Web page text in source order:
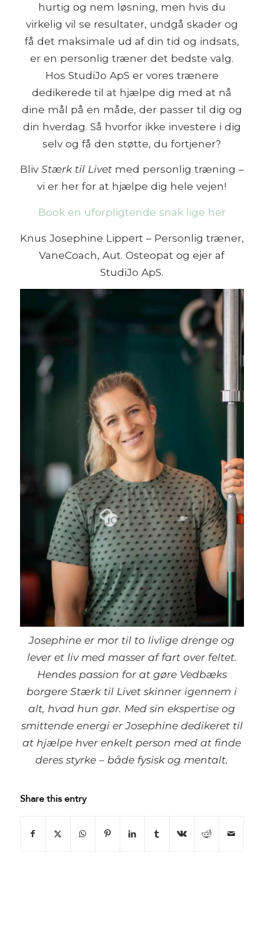
hurtig og nem løsning, men hvis du
virkelig vil se resultater, undgå skader og
få det maksimale ud af din tid og indsats,
er en personlig træner det bedste valg.
Hos StudiJo ApS er vores trænere
dedikerede til at hjælpe dig med at nå
dine mål på en måde, der passer til dig og
din hverdag. Så hvorfor ikke investere i dig
selv og få den støtte, du fortjener?
BlivStærk til Livetmed personlig træning –
vi er her for at hjælpe dig hele vejen!
Book en uforpligtende snak lige her
Knus Josephine Lippert – Personlig træner,
VaneCoach, Aut. Osteopat og ejer af
StudiJo ApS.
Josephine er mor til to livlige drenge og
lever et liv med masser af fart over feltet.
Hendes passion for at gøre Vedbæks
borgere Stærk til Livet skinner igennem i
alt, hvad hun gør. Med sin ekspertise og
smittende energi er Josephine dedikeret til
at hjælpe hver enkelt person med at finde
deres styrke – både fysisk og mentalt.
Share this entry